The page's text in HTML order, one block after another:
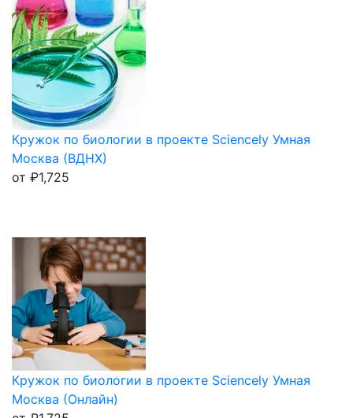
Кружок по биологии в проекте Sciencely Умная
Москва (ВДНХ)
от ₽1,725
Кружок по биологии в проекте Sciencely Умная
Москва (Онлайн)